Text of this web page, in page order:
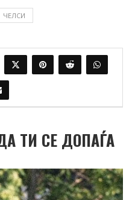
ЧЕЛСИ
ТИ СЕ ДОПАЃА